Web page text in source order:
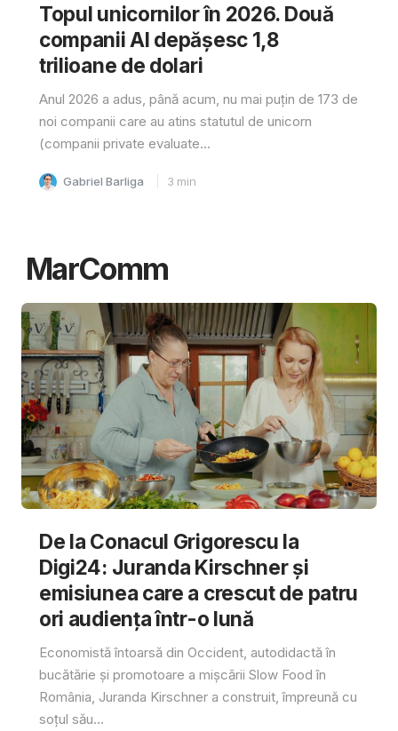
Topul unicornilor în 2026. Două
companii AI depășesc 1,8
trilioane de dolari
Anul 2026 a adus, până acum, nu mai puțin de 173 de
noi companii care au atins statutul de unicorn
(companii private evaluate...
Gabriel Barliga 3 min
MarComm
De la Conacul Grigorescu la
Digi24: Juranda Kirschner și
emisiunea care a crescut de patru
ori audiența într-o lună
Economistă întoarsă din Occident, autodidactă în
bucătărie și promotoare a mișcării Slow Food în
România, Juranda Kirschner a construit, împreună cu
soțul său...